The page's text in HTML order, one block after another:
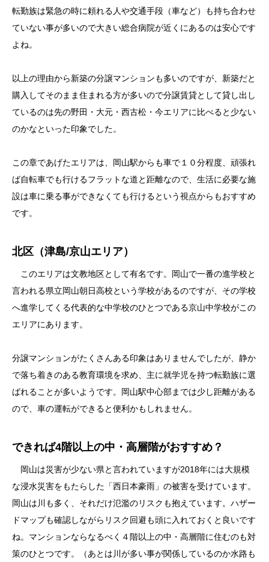
転勤族は緊急の時に頼れる人や交通手段（車など）も持ち合わせ
ていない事が多いので大きい総合病院が近くにあるのは安心です
よね。
以上の理由から新築の分譲マンションも多いのですが、新築だと
購入してそのまま住まれる方が多いので分譲賃貸として貸し出し
ているのは先の野田・大元・西古松・今エリアに比べると少ない
のかなといった印象でした。
この章であげたエリアは、岡山駅からも車で１０分程度、頑張れ
ば自転車でも行けるフラットな道と距離なので、生活に必要な施
設は車に乗る事ができなくても行けるという視点からもおすすめ
です。
北区（津島/京山エリア）
このエリアは文教地区として有名です。岡山で一番の進学校と
言われる県立岡山朝日高校という学校があるのですが、その学校
へ進学してくる代表的な中学校のひとつである京山中学校がこの
エリアにあります。
分譲マンションがたくさんある印象はありませんでしたが、静か
で落ち着きのある教育環境を求め、主に就学児を持つ転勤族に選
ばれることが多いようです。岡山駅中心部までは少し距離がある
ので、車の運転ができると便利かもしれません。
できれば4階以上の中・高層階がおすすめ？
岡山は災害が少ない県と言われていますが2018年には大規模
な浸水災害をもたらした「西日本豪雨」の被害を受けています。
岡山は川も多く、それだけ氾濫のリスクも抱えています。ハザー
ドマップも確認しながらリスク回避も頭に入れておくと良いです
ね。マンションならなるべく４階以上の中・高層階に住むのも対
策のひとつです。（あとは川が多い事が関係しているのか水路も